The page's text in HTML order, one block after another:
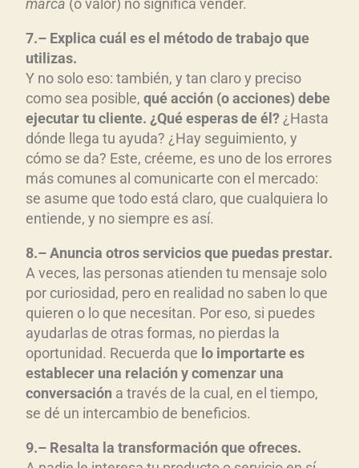
7.– Explica cuál es el método de trabajo que
utilizas.
Y no solo eso: también, y tan claro y preciso
como sea posible, qué acción (o acciones) debe
ejecutar tu cliente. ¿Qué esperas deél? ¿Hasta
dónde llega tu ayuda? ¿Hay seguimiento, y
cómo se da? Este, créeme, es uno de los errores
más comunes al comunicarte con el mercado:
se asume que todo está claro, que cualquiera lo
entiende, y no siempre es así.
8.–Anuncia otrosserviciosque puedas prestar.
A veces, las personas atienden tu mensaje solo
por curiosidad, pero en realidad no saben lo que
quieren o lo que necesitan. Por eso, si puedes
ayudarlas de otras formas, no pierdas la
oportunidad. Recuerda que lo importarte es
establecer una relación y comenzar una
conversación a través de la cual, en el tiempo,
se dé un intercambio de beneficios.
9.– Resalta la transformación que ofreces.